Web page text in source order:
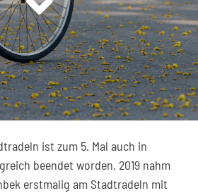
Kontakt
ist zum 5. Mal auch in
beendet worden. 2019 nahm
erstmalig am Stadtradeln mit